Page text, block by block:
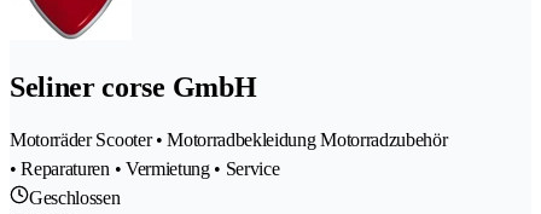
Seliner corse GmbH
Motorräder Scooter • Motorradbekleidung Motorradzubehör
• Reparaturen • Vermietung • Service
Geschlossen